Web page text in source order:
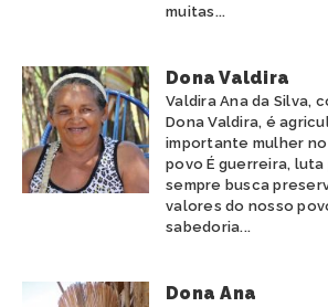
muitas...
Dona Valdira
Valdira Ana da Silva,
Dona Valdira, é
importante mulher
povo É guerreira,
sempre busca
valores do nosso
sabedoria...
Dona Ana